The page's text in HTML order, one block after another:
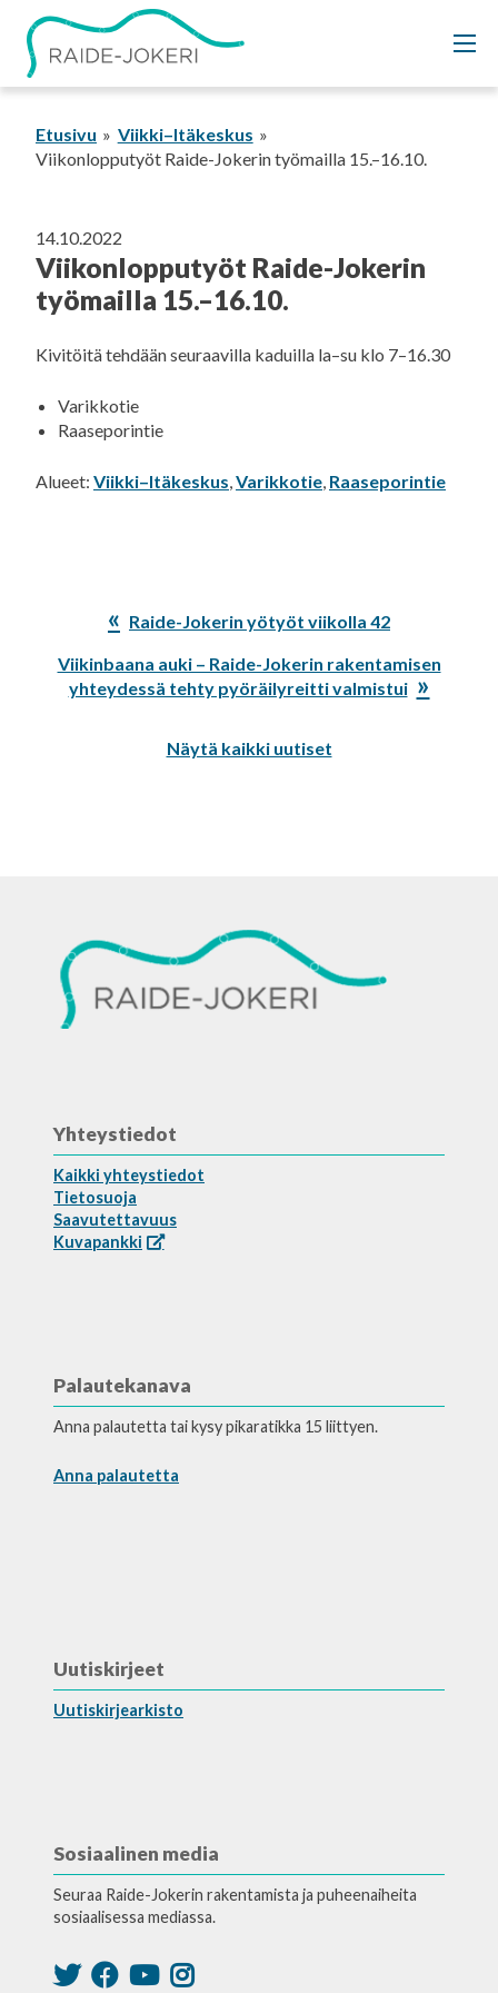
Siirry
sisältöön
Etusivu
Viikki–Itäkeskus
Viikonlopputyöt Raide-Jokerin työmailla 15.–16.10.
14.10.2022
Viikonlopputyöt Raide-Jokerin
työmailla 15.–16.10.
Kivitöitä tehdään seuraavilla kaduilla la–su klo 7–16.30
Varikkotie
Raaseporintie
Alueet: Viikki–Itäkeskus Varikkotie Raaseporintie
Edellinen
Raide-Jokerin yötyöt viikolla 42
Seuraava
artikkeli:
Viikinbaana auki – Raide-Jokerin rakentamisen
yhteydessä tehty pyöräilyreitti valmistui
Näytä kaikki uutiset
Yhteystiedot
Kaikki yhteystiedot
Tietosuoja
Saavutettavuus
Kuvapankki
Palautekanava
Anna palautetta tai kysy pikaratikka 15 liittyen.
Anna palautetta
Uutiskirjeet
Uutiskirjearkisto
Sosiaalinen media
Seuraa Raide-Jokerin rakentamista ja puheenaiheita
sosiaalisessa mediassa.